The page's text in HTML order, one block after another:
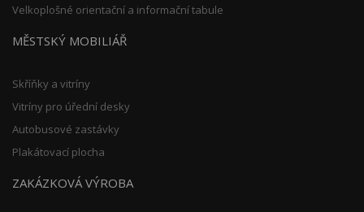
Velkoplošné orientační a informační tabule
MĚSTSKÝ MOBILIÁŘ
Skříňky a vitríny
Vitríny pro úřední desky
Autobusové zastávky
Plakátovací plocha
ZAKÁZKOVÁ VÝROBA